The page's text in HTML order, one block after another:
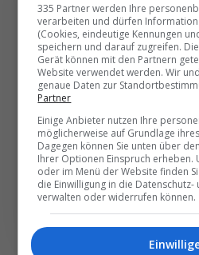
Die
besten
Ihr E‑Mail-
Täglich oder wöchentlich,
weniger. Bei Travel­news
NEWSLETTER
335 Partner werden Ihre
verarbeiten und dürfen
(Cookies, eindeutige Kennungen
speichern und darauf zugreifen.
Gerät können mit den Partnern
Website verwendet werden. Wir
genaue Daten zur
Partner
Einige Anbieter nutzen Ihre
möglicherweise auf Grundlage
Dagegen können Sie unten über
Ihrer Optionen Einspruch erheben.
oder im Menü der Website finden
die Einwilligung in die Datenschutz-
verwalten oder widerrufen können.